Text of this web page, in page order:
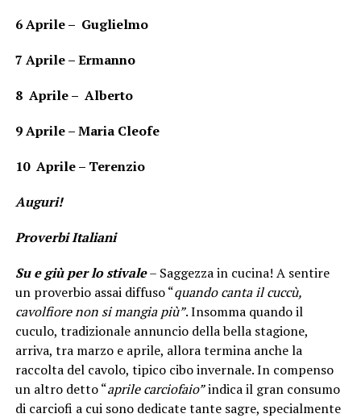
6 Aprile – Guglielmo
7 Aprile – Ermanno
8 Aprile – Alberto
9 Aprile – Maria Cleofe
10 Aprile – Terenzio
Auguri!
Proverbi Italiani
Su e giù per lo stivale– Saggezza in cucina! A sentire
un proverbio assai diffuso “quando canta il cuccù,
cavolfiore non si mangia più”. Insomma quando il
cuculo, tradizionale annuncio della bella stagione,
arriva, tra marzo e aprile, allora termina anche la
raccolta del cavolo, tipico cibo invernale. In compenso
un altro detto “aprile carciofaio”indica il gran consumo
di carciofi a cui sono dedicate tante sagre, specialmente